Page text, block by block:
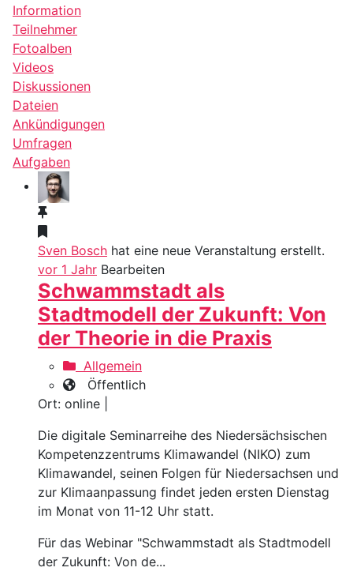
Information
Teilnehmer
Fotoalben
Videos
Diskussionen
Dateien
Ankündigungen
Umfragen
Aufgaben
Sven Bosch hat eine neue Veranstaltung erstellt.
vor 1 Jahr Bearbeiten
Schwammstadt als
Stadtmodell der Zukunft: Von
der Theorie in die Praxis
Allgemein
Öffentlich
Ort: online |
Die digitale Seminarreihe des Niedersächsischen
Kompetenzzentrums Klimawandel (NIKO) zum
Klimawandel, seinen Folgen für Niedersachsen und
zur Klimaanpassung findet jeden ersten Dienstag
im Monat von 11-12 Uhr statt.
Für das Webinar "Schwammstadt als Stadtmodell
der Zukunft: Von de...